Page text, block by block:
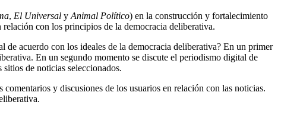
, El Universal y Animal Político) en la construcción y fortalecimiento
con los principios de la democracia deliberativa.
acuerdo con los ideales de la democracia deliberativa? En un primer
En un segundo momento se discute el periodismo digital de
de noticias seleccionados.
y discusiones de los usuarios en relación con las noticias.